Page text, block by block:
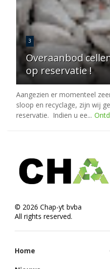
3
Overaanbod
op reservatie !
Aangezien er momenteel
sloop en recyclage, zijn wij
reservatie. Indien u ee...
© 2026 Chap-yt bvba
All rights reserved.
Home